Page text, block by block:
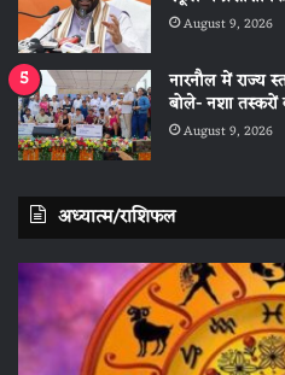
August 9, 2026
नारनौल में राज्य
बोले- नशा तस्करों
August 9, 2026
अध्यात्म/राशिफल